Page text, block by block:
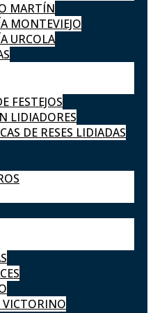
MARTÍN
MONTEVIEJO
URCOLA
FESTEJOS
LIDIADORES
DE RESES LIDIADAS
VICTORINO